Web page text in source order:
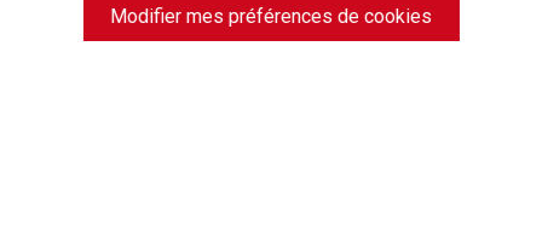
Modifier mes préférences de cookies